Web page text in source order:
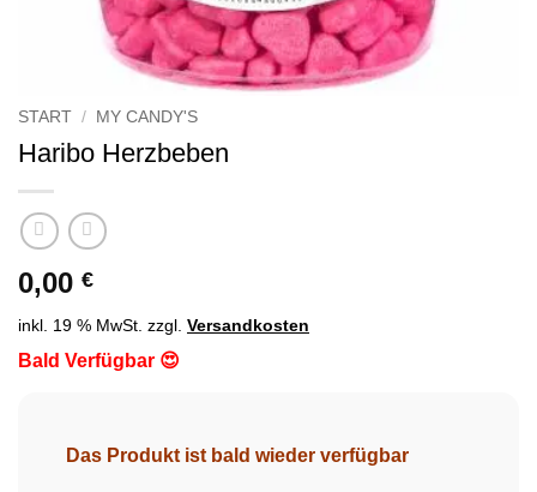
START / MY CANDY'S
Haribo Herzbeben
0,00 €
inkl. 19 % MwSt. zzgl. Versandkosten
Bald Verfügbar 😍
Das Produkt ist bald wieder verfügbar